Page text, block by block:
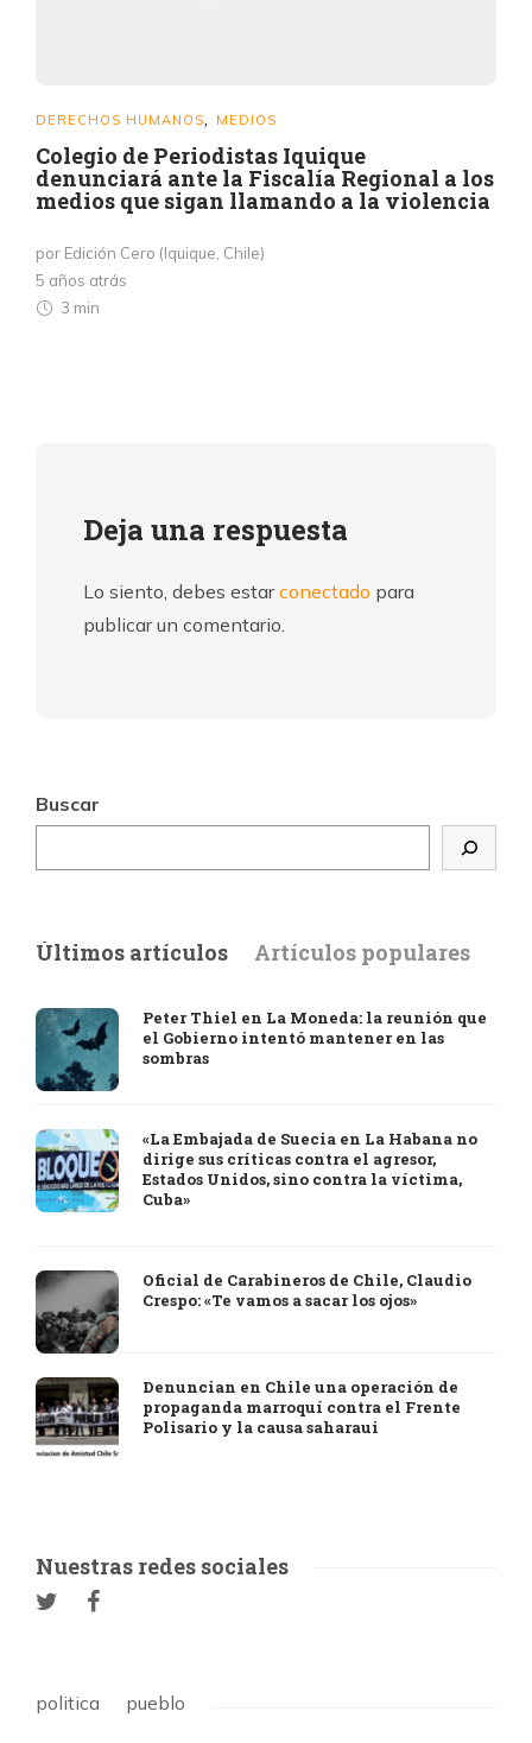
DERECHOS HUMANOS MEDIOS
Colegio de Periodistas Iquique
denunciará ante la Fiscalía Regional a los
medios que sigan llamando a la violencia
por Edición Cero (Iquique, Chile)
5 años atrás
3 min
Deja una respuesta
Lo siento, debes estarconectado para
publicar un comentario.
Buscar
Últimos artículos Artículos populares
Peter Thiel en La Moneda: la reunión que
el Gobierno intentó mantener en las
sombras
«La Embajada de Suecia en La Habana no
dirige sus críticas contra el agresor,
Estados Unidos, sino contra la víctima,
Cuba»
Oficial de Carabineros de Chile, Claudio
Crespo: «Te vamos a sacar los ojos»
Denuncian en Chile una operación de
propaganda marroquí contra el Frente
Polisario y la causa saharaui
Nuestras redes sociales
politica pueblo